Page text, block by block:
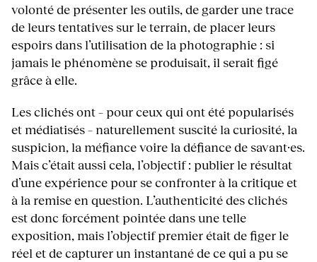
volonté de présenter les outils, de garder une trace
de leurs tentatives sur le terrain, de placer leurs
espoirs dans l’utilisation de la photographie : si
jamais le phénomène se produisait, il serait figé
grâce à elle.
Les clichés ont – pour ceux qui ont été popularisés
et médiatisés – naturellement suscité la curiosité, la
suspicion, la méfiance voire la défiance de savant·es.
Mais c’était aussi cela, l’objectif : publier le résultat
d’une expérience pour se confronter à la critique et
à la remise en question. L’authenticité des clichés
est donc forcément pointée dans une telle
exposition, mais l’objectif premier était de figer le
réel et de capturer un instantané de ce qui a pu se